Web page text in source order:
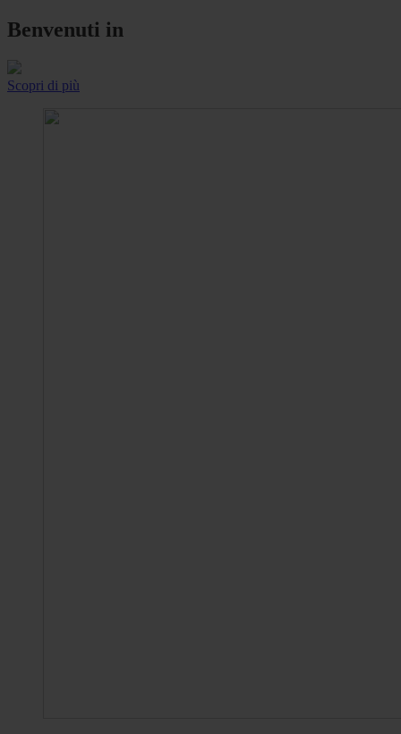
Benvenuti in
Scopri di più